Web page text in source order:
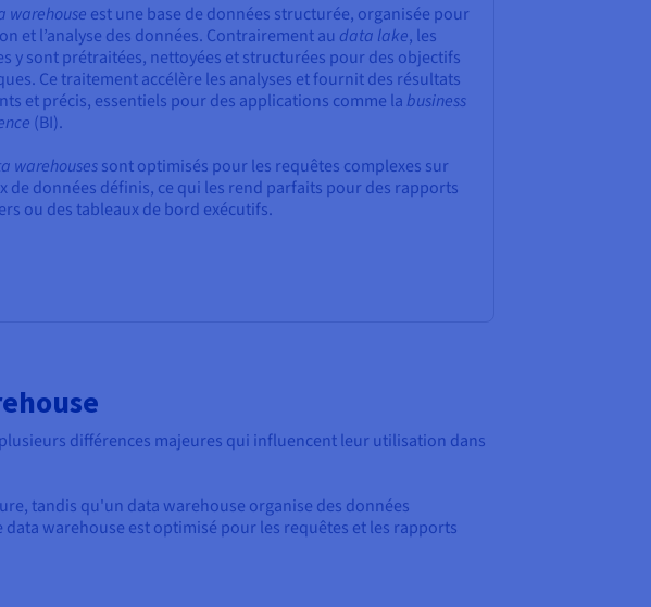
warehouse est une base de données structurée, organisée pour
et l’analyse des données. Contrairement au data lake, les
y sont prétraitées, nettoyées et structurées pour des objectifs
Ce traitement accélère les analyses et fournit des résultats
et précis, essentiels pour des applications comme la business
(BI).
warehousessont optimisés pour les requêtes complexes sur
de données définis, ce qui les rend parfaits pour des rapports
ou des tableaux de bord exécutifs.
différences majeures qui influencent leur utilisation dans
tandis qu'un data warehouse organise des données
warehouse est optimisé pour les requêtes et les rapports